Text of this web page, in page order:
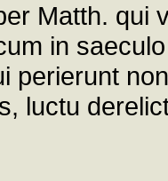
Matth. qui
in
perierunt
luctu